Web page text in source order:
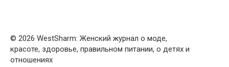
© 2026 WestSharm: Женский журнал о моде,
красоте, здоровье, правильном питании, о детях и
отношениях